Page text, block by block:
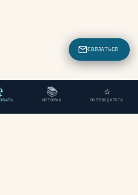
📚
ИСТОРИИ
⭐
ПУТЕВОДИТЕЛЬ
СВЯЗАТЬСЯ